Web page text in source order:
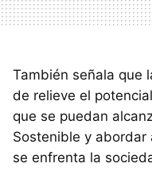
También señala que
de relieve el
que se puedan
Sostenible y abordar
se enfrenta la